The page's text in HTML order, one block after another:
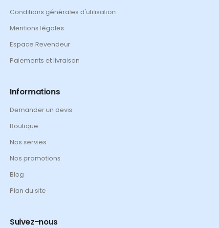
Conditions générales d'utilisation
Mentions légales
Espace Revendeur
Paiements et livraison
Informations
Demander un devis
Boutique
Nos servies
Nos promotions
Blog
Plan du site
Suivez-nous